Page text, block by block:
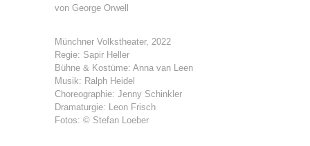
von George Orwell
Münchner Volkstheater, 2022
Regie: Sapir Heller
Bühne & Kostüme: Anna van Leen
Musik: Ralph Heidel
Choreographie: Jenny Schinkler
Dramaturgie: Leon Frisch
Fotos: © Stefan Loeber